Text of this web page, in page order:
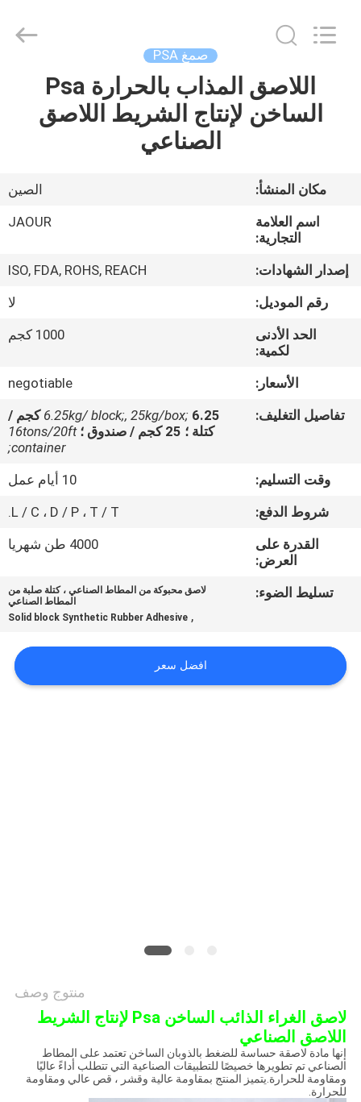
معلومات
جولة
المصنع
مراقبة
الجودة
اتصل
أخبار
القضايا
اطلب
أسعار
Adhesive
Products
صمغ PSA
اللاصق المذاب بالحرارة Psa
الساخن لإنتاج الشريط اللاصق
الصناعي
مكان المنشأ:
الصين
اسم العلامة
التجارية:
JAOUR
إصدار الشهادات:
ISO, FDA, ROHS, REACH
رقم الموديل:
لا
الحد الأدنى
لكمية:
1000 كجم
الأسعار:
negotiable
تفاصيل التغليف:
6.25kg/ block;, 25kg/box; 6.25 كجم /
كتلة ؛ 25 كجم / صندوق ؛
16tons/20ft
container;
وقت التسليم:
10 أيام عمل
شروط الدفع:
L / C ، D / P ، T / T.
القدرة على
العرض:
4000 طن شهريا
تسليط الضوء:
لاصق محبوكة من المطاط الصناعي ، كتلة صلبة من
المطاط الصناعي
,
Solid block Synthetic Rubber Adhesive
افضل سعر
منتوج وصف
لاصق الغراء الذائب الساخن Psa لإنتاج الشريط
اللاصق الصناعي
إنها مادة لاصقة حساسة للضغط بالذوبان الساخن تعتمد على المطاط
الصناعي تم تطويرها خصيصًا للتطبيقات الصناعية التي تتطلب أداءً عاليًا
ومقاومة للحرارة.يتميز المنتج بمقاومة عالية وقشر ، قص عالي ومقاومة
للحرارة.